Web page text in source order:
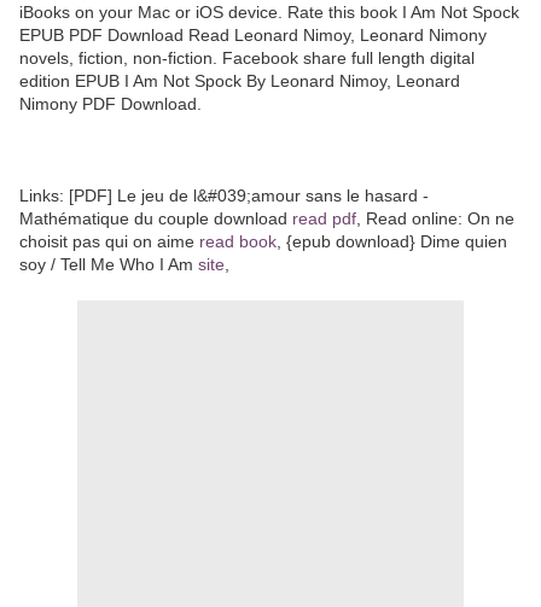
iBooks on your Mac or iOS device. Rate this book I Am Not Spock
EPUB PDF Download Read Leonard Nimoy, Leonard Nimony
novels, fiction, non-fiction. Facebook share full length digital
edition EPUB I Am Not Spock By Leonard Nimoy, Leonard
Nimony PDF Download.
Links: [PDF] Le jeu de l&#039;amour sans le hasard -
Mathématique du couple download read pdf , Read online: On ne
choisit pas qui on aime read book , {epub download} Dime quien
soy / Tell Me Who I Am site